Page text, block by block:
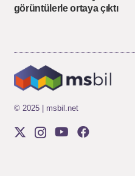
görüntülerle ortaya çıktı
© 2025 | msbil.net